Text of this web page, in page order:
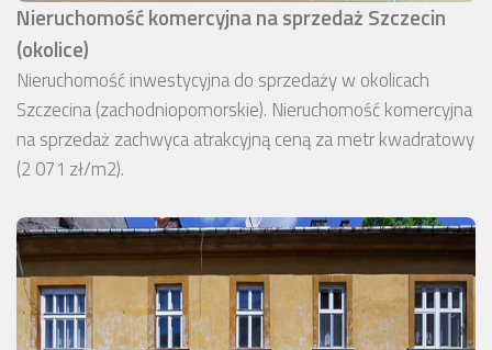
Nieruchomość komercyjna na sprzedaż Szczecin
(okolice)
Nieruchomość inwestycyjna do sprzedaży w okolicach
Szczecina (zachodniopomorskie). Nieruchomość komercyjna
na sprzedaż zachwyca atrakcyjną ceną za metr kwadratowy
(2 071 zł/m2).